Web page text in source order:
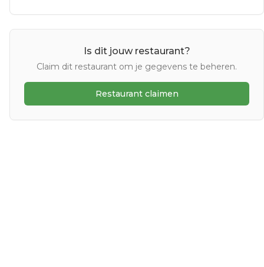
Is dit jouw restaurant?
Claim dit restaurant om je gegevens te beheren.
Restaurant claimen